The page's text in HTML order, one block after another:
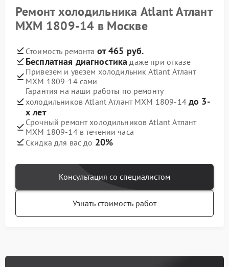
Ремонт холодильника Atlant Атлант
МХМ 1809-14 в Москве
Стоимость ремонта от 465 руб.
Бесплатная диагностика даже при отказе
Привезем и увезем холодильник Atlant Атлант
МХМ 1809-14 сами
Гарантия на наши работы по ремонту
холодильников Atlant Атлант МХМ 1809-14 до 3-
х лет
Срочный ремонт холодильников Atlant Атлант
МХМ 1809-14 в течении часа
Скидка для вас до 20%
Консультация со специалистом
Узнать стоимость работ